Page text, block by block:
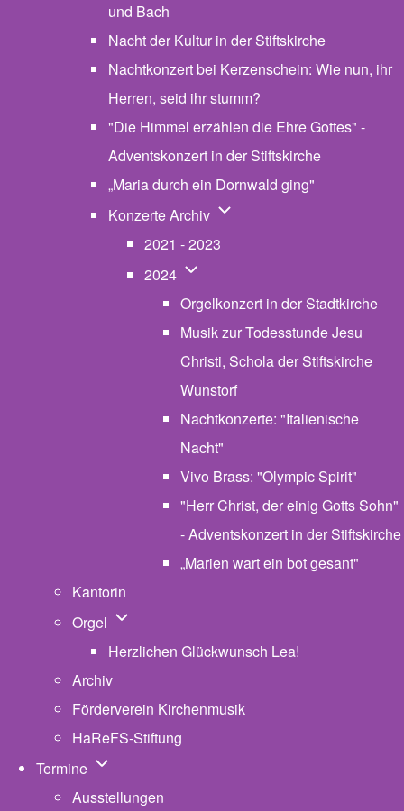
und Bach
Nacht der Kultur in der Stiftskirche
Nachtkonzert bei Kerzenschein: Wie nun, ihr
Herren, seid ihr stumm?
"Die Himmel erzählen die Ehre Gottes" -
Adventskonzert in der Stiftskirche
„Maria durch ein Dornwald ging"
Konzerte Archiv Unternavigation von
2021 - 2023
2024 Unternavigation von 2024
Orgelkonzert in der Stadtkirche
Musik zur Todesstunde Jesu
Christi, Schola der Stiftskirche
Wunstorf
Nachtkonzerte: "Italienische
Nacht"
Vivo Brass: "Olympic Spirit"
"Herr Christ, der einig Gotts Sohn"
- Adventskonzert in der Stiftskirche
„Marien wart ein bot gesant"
Kantorin
Orgel Unternavigation von Orgel
Herzlichen Glückwunsch Lea!
Archiv
Förderverein Kirchenmusik
HaReFS-Stiftung
Termine Unternavigation von Termine
Ausstellungen